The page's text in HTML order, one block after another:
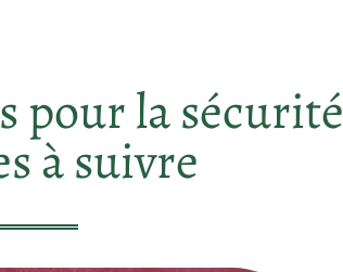
pour la sécurité
à suivre